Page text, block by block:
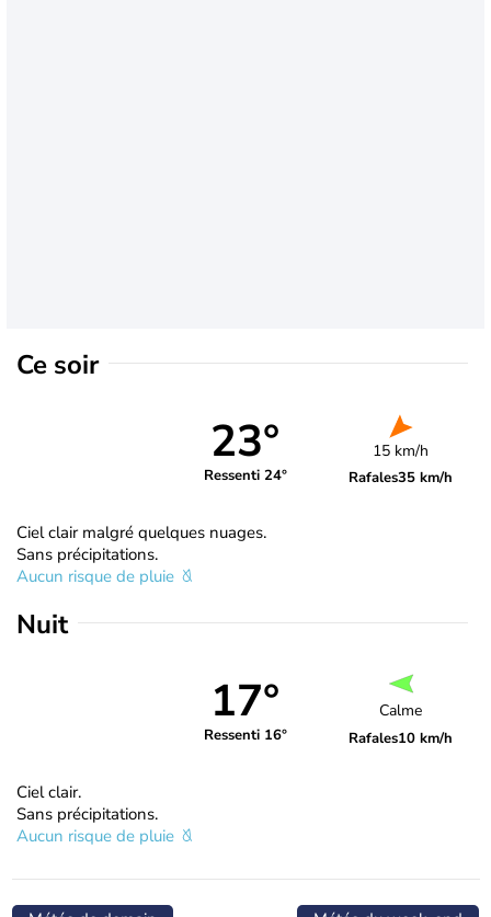
Ce soir
23°
Ressenti 24°
15 km/h
Rafales35 km/h
Ciel clair malgré quelques nuages.
Sans précipitations.
Aucun risque de pluie
Nuit
17°
Ressenti 16°
Calme
Rafales10 km/h
Ciel clair.
Sans précipitations.
Aucun risque de pluie